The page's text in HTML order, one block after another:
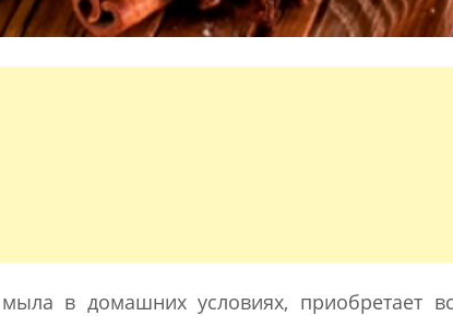
в домашних условиях, приобретает